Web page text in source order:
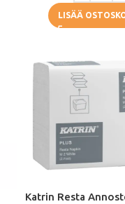
LISÄÄ
Katrin Resta